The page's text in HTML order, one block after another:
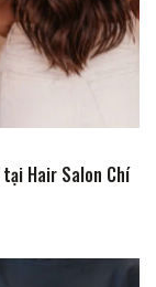
Hair Salon Chí